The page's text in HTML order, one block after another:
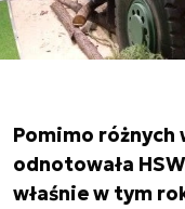
Pomimo
odnotowała
właśnie w tym